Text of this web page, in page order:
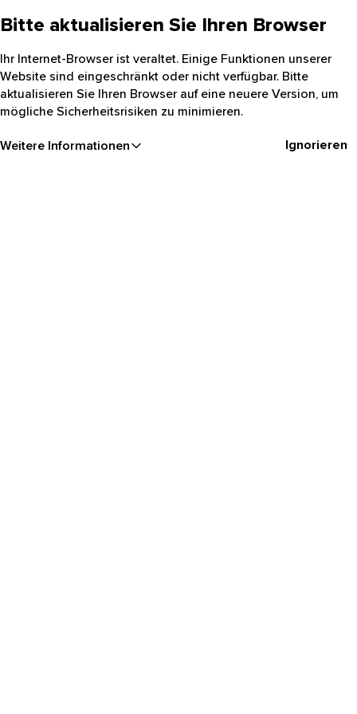
Bitte aktualisieren Sie Ihren Browser
Ihr Internet-Browser ist veraltet. Einige Funktionen unserer
Website sind eingeschränkt oder nicht verfügbar. Bitte
aktualisieren Sie Ihren Browser auf eine neuere Version, um
mögliche Sicherheitsrisiken zu minimieren.
Weitere Informationen Ignorieren